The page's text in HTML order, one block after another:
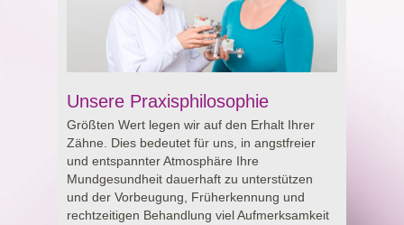
Unsere Praxisphilosophie
Größten Wert legen wir auf den Erhalt Ihrer
Zähne. Dies bedeutet für uns, in angstfreier
und entspannter Atmosphäre Ihre
Mundgesundheit dauerhaft zu unterstützen
und der Vorbeugung, Früherkennung und
rechtzeitigen Behandlung viel Aufmerksamkeit